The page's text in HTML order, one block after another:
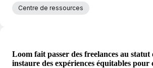
Centre de ressources
Loom fait passer des freelances au statut
instaure des expériences équitables pour